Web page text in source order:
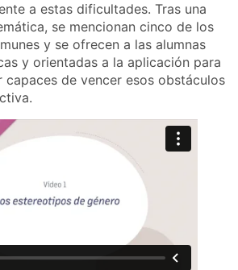
a estas dificultades. Tras una
se mencionan cinco de los
y se ofrecen a las alumnas
y orientadas a la aplicación para
capaces de vencer esos obstáculos